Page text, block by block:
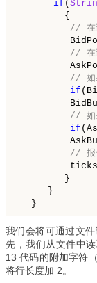
if (
{
// 在
// 在
// 如
if
// 如
if
// 报
}
}
}
我们会将可通过文
先，我们从文件中
13 代码的附加字符
将行长度加 2。